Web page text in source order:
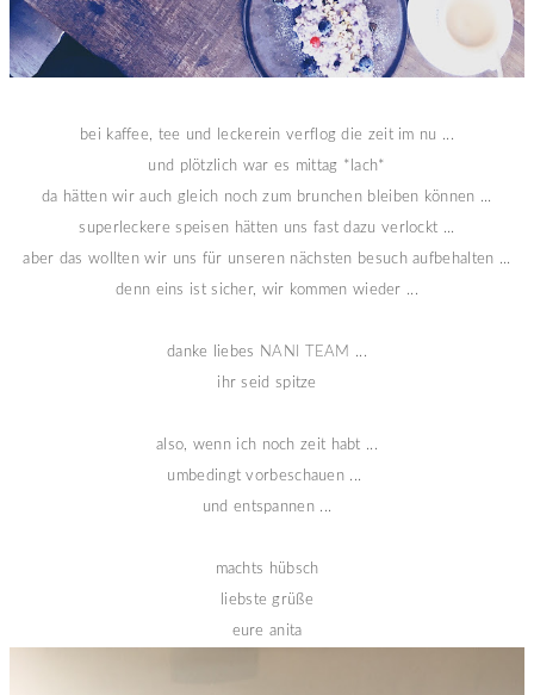
bei kaffee, tee und leckerein verflog die zeit im nu ...
und plötzlich war es mittag *lach*
da hätten wir auch gleich noch zum brunchen bleiben können ...
superleckere speisen hätten uns fast dazu verlockt ...
aber das wollten wir uns für unseren nächsten besuch aufbehalten ...
denn eins ist sicher, wir kommen wieder ...
danke liebes NANI TEAM
...
ihr seid spitze
also, wenn ich noch zeit habt ...
umbedingt vorbeschauen ...
und entspannen ...
machts hübsch
liebste grüße
eure anita